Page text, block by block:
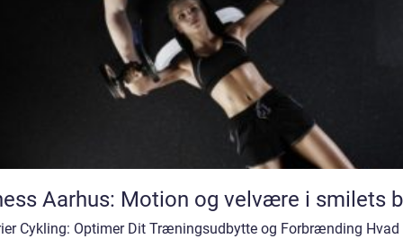
Aarhus: Motion og velvære i smilets
Cykling: Optimer Dit Træningsudbytte og Forbrænding Hvad